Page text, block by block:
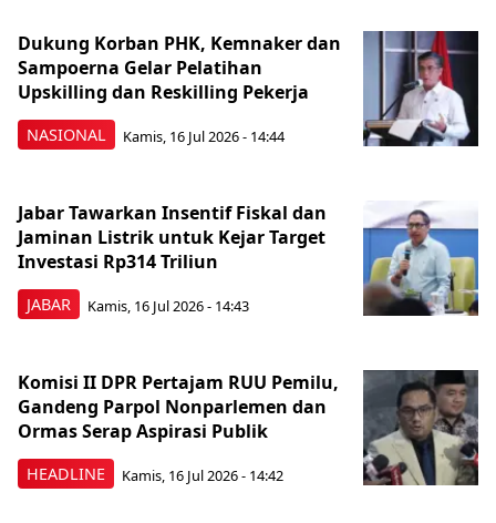
NASIONAL
Dukung Korban PHK, Kemnaker dan
Sampoerna Gelar Pelatihan
Upskilling dan Reskilling Pekerja
Kamis, 16 Jul 2026 - 14:44
JABAR
Jabar Tawarkan Insentif Fiskal dan
Jaminan Listrik untuk Kejar Target
Investasi Rp314 Triliun
Kamis, 16 Jul 2026 - 14:43
HEADLINE
Komisi II DPR Pertajam RUU Pemilu,
Gandeng Parpol Nonparlemen dan
Ormas Serap Aspirasi Publik
Kamis, 16 Jul 2026 - 14:42